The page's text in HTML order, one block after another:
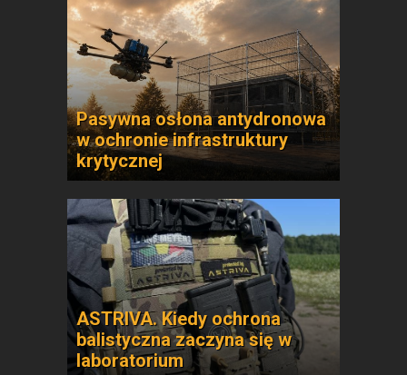
Pasywna osłona antydronowa
w ochronie infrastruktury
krytycznej
ASTRIVA. Kiedy ochrona
balistyczna zaczyna się w
laboratorium